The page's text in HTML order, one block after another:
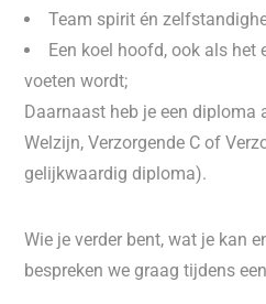
Team spirit én
Een koel hoofd, ook als het
voeten wordt;
Daarnaast heb je een diploma
Welzijn, Verzorgende C of
gelijkwaardig diploma).
Wie je verder bent, wat je kan
bespreken we graag tijdens